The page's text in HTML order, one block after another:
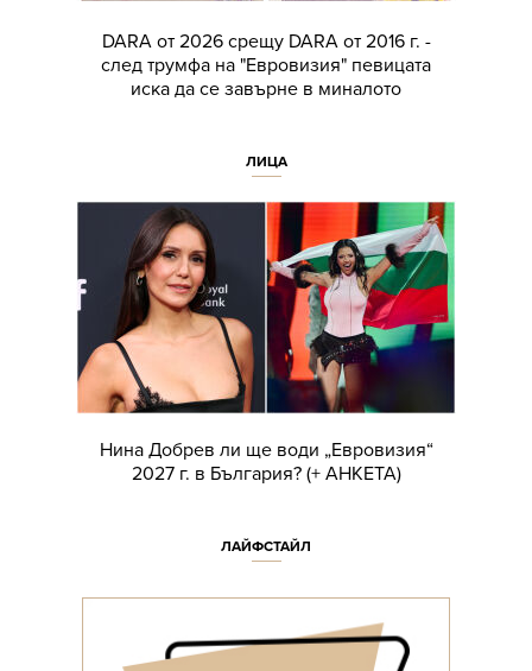
DARA от 2026 срещу DARA от 2016 г. -
след трумфа на "Евровизия" певицата
иска да се завърне в миналото
ЛИЦА
Нина Добрев ли ще води „Евровизия“
2027 г. в България? (+ АНКЕТА)
ЛАЙФСТАЙЛ